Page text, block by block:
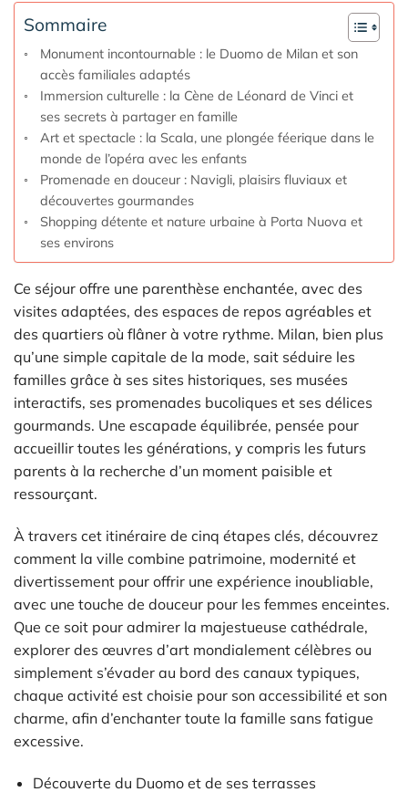
Sommaire
Monument incontournable : le Duomo de Milan et son
accès familiales adaptés
Immersion culturelle : la Cène de Léonard de Vinci et
ses secrets à partager en famille
Art et spectacle : la Scala, une plongée féerique dans le
monde de l’opéra avec les enfants
Promenade en douceur : Navigli, plaisirs fluviaux et
découvertes gourmandes
Shopping détente et nature urbaine à Porta Nuova et
ses environs
Ce séjour offre une parenthèse enchantée, avec des
visites adaptées, des espaces de repos agréables et
des quartiers où flâner à votre rythme. Milan, bien plus
qu’une simple capitale de la mode, sait séduire les
familles grâce à ses sites historiques, ses musées
interactifs, ses promenades bucoliques et ses délices
gourmands. Une escapade équilibrée, pensée pour
accueillir toutes les générations, y compris les futurs
parents à la recherche d’un moment paisible et
ressourçant.
À travers cet itinéraire de cinq étapes clés, découvrez
comment la ville combine patrimoine, modernité et
divertissement pour offrir une expérience inoubliable,
avec une touche de douceur pour les femmes enceintes.
Que ce soit pour admirer la majestueuse cathédrale,
explorer des œuvres d’art mondialement célèbres ou
simplement s’évader au bord des canaux typiques,
chaque activité est choisie pour son accessibilité et son
charme, afin d’enchanter toute la famille sans fatigue
excessive.
Découverte du Duomo et de ses terrasses